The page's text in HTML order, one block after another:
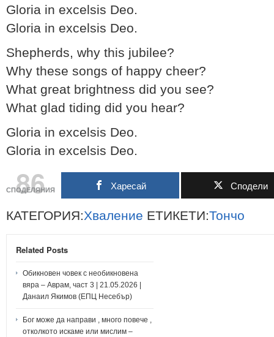
Gloria in excelsis Deo.
Gloria in excelsis Deo.
Shepherds, why this jubilee?
Why these songs of happy cheer?
What great brightness did you see?
What glad tiding did you hear?
Gloria in excelsis Deo.
Gloria in excelsis Deo.
86
СПОДЕЛЯНИЯ Харесай Сподели
КАТЕГОРИЯ:Хваление ЕТИКЕТИ:Тончо
Related Posts
Обикновен човек с необикновена
вяра – Аврам, част 3 | 21.05.2026 |
Данаил Якимов (ЕПЦ Несебър)
Бог може да направи , много повече ,
отколкото искаме или мислим –